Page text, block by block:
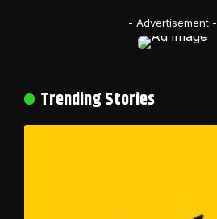
- Advertisement -
Trending Stories